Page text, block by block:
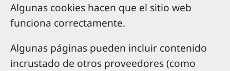
Algunas cookies hacen que el sitio web
funciona correctamente.
Algunas páginas pueden incluir contenido
incrustado de otros proveedores (como